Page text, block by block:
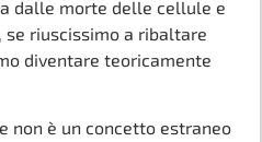
dalle morte delle cellule e
riuscissimo a ribaltare
diventare teoricamente
non è un concetto estraneo